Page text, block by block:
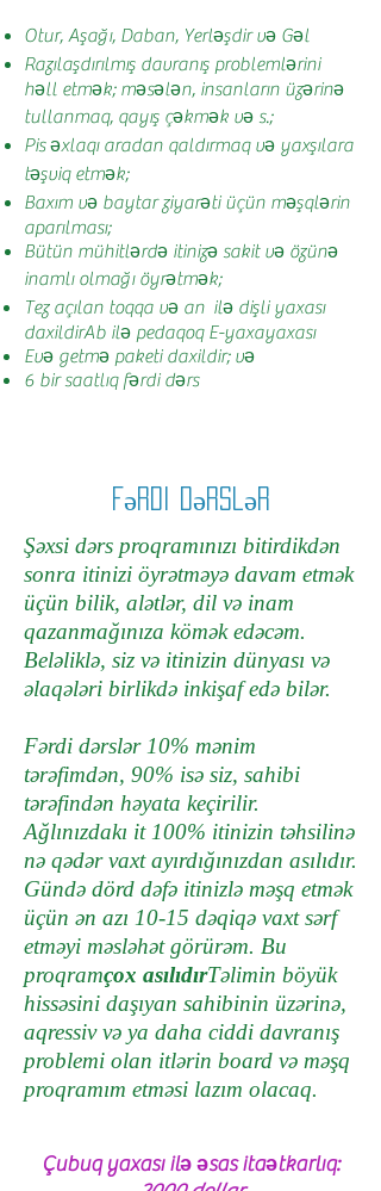
Otur, Aşağı, Daban, Yerləşdir və Gəl
Razılaşdırılmış davranış problemlərini
həll etmək; məsələn, insanların üzərinə
tullanmaq, qayış çəkmək və s.;
Pis əxlaqı aradan qaldırmaq və yaxşılara
təşviq etmək;
Baxım və baytar ziyarəti üçün məşqlərin
aparılması;
Bütün mühitlərdə itinizə sakit və özünə
inamlı olmağı öyrətmək;
Tez açılan toqqa və an ilə dişli yaxası
daxildirAb ilə pedaqoq E-yaxayaxası
Evə getmə paketi daxildir; və
6 bir saatlıq fərdi dərs
Fərdi Dərslər
Şəxsi dərs proqramınızı bitirdikdən
sonra itinizi öyrətməyə davam etmək
üçün bilik, alətlər, dil və inam
qazanmağınıza kömək edəcəm.
Beləliklə, siz və itinizin dünyası və
əlaqələri birlikdə inkişaf edə bilər.
Fərdi dərslər 10% mənim
tərəfimdən, 90% isə siz, sahibi
tərəfindən həyata keçirilir.
Ağlınızdakı it 100% itinizin təhsilinə
nə qədər vaxt ayırdığınızdan asılıdır.
Gündə dörd dəfə itinizlə məşq etmək
üçün ən azı 10-15 dəqiqə vaxt sərf
etməyi məsləhət görürəm. Bu
proqramçox asılıdırTəlimin böyük
hissəsini daşıyan sahibinin üzərinə,
aqressiv və ya daha ciddi davranış
problemi olan itlərin board və məşq
proqramım etməsi lazım olacaq.
Çubuq yaxası ilə əsas itaətkarlıq: